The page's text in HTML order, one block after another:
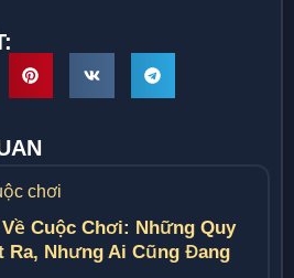
Cuộc Chơi: Những Quy
Ra, Nhưng Ai Cũng Đang